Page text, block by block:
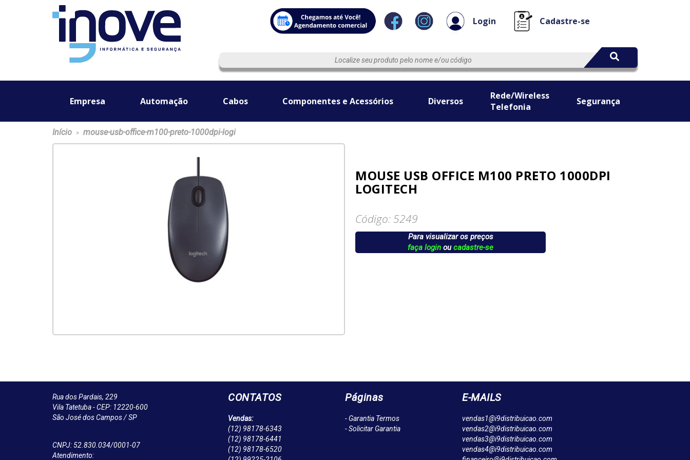
Login Cadastre-se
Empresa Automação Cabos Componentes e Acessórios Diversos
Rede/Wireless
Telefonia
Segurança
Início > mouse-usb-office-m100-preto-1000dpi-logi
MOUSE USB OFFICE M100 PRETO 1000DPI
LOGITECH
Código: 5249
Para visualizar os preços
faça login oucadastre-se
Rua dos Pardais, 229
Vila Tatetuba - CEP: 12220-600
São José dos Campos / SP
CNPJ: 52.830.034/0001-07
Atendimento:
CONTATOS
Vendas:
(12) 98178-6343
(12) 98178-6441
(12) 98178-6520
Páginas
- Garantia Termos
- Solicitar Garantia
E-MAILS
vendas1@i9distribuicao.com
vendas2@i9distribuicao.com
vendas3@i9distribuicao.com
vendas4@i9distribuicao.com